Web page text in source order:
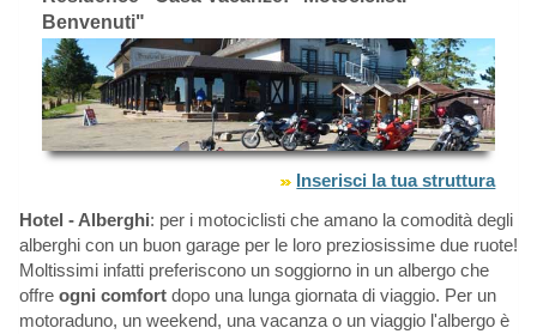
Benvenuti"
Inserisci la tua struttura
Hotel - Alberghi: per i motociclisti che amano la comodità degli
alberghi con un buon garage per le loro preziosissime due ruote!
Moltissimi infatti preferiscono un soggiorno in un albergo che
offre ogni comfortdopo una lunga giornata di viaggio. Per un
motoraduno, un weekend, una vacanza o un viaggio l'albergo è